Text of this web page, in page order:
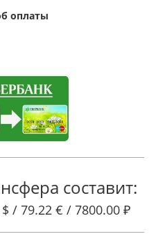
оплаты
составит:
$ / 79.22 € / 7800.00 ₽